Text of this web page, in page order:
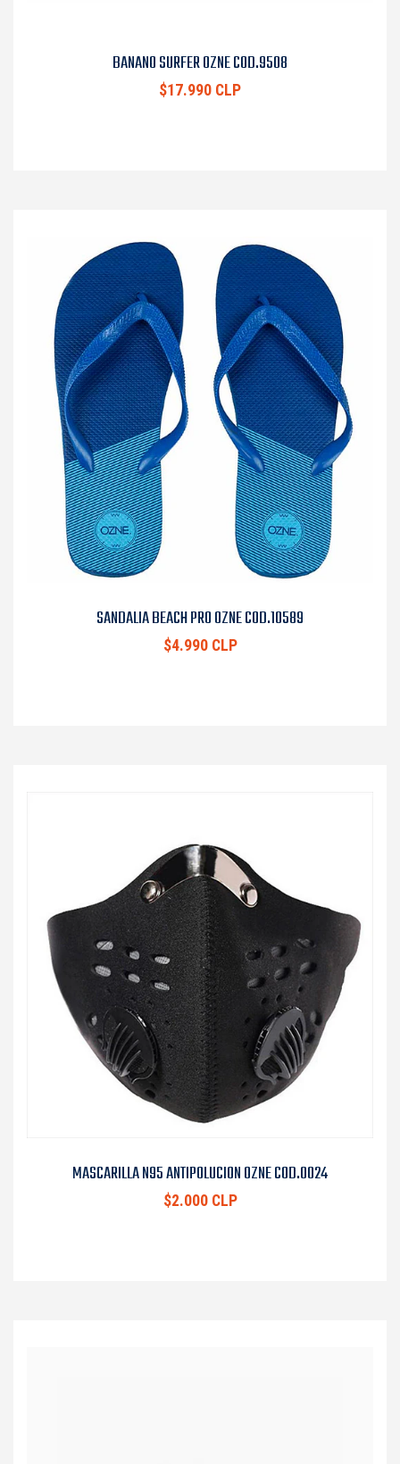
BANANO SURFER OZNE COD.9508
$17.990 CLP
SANDALIA BEACH PRO OZNE COD.10589
$4.990 CLP
MASCARILLA N95 ANTIPOLUCION OZNE COD.0024
$2.000 CLP